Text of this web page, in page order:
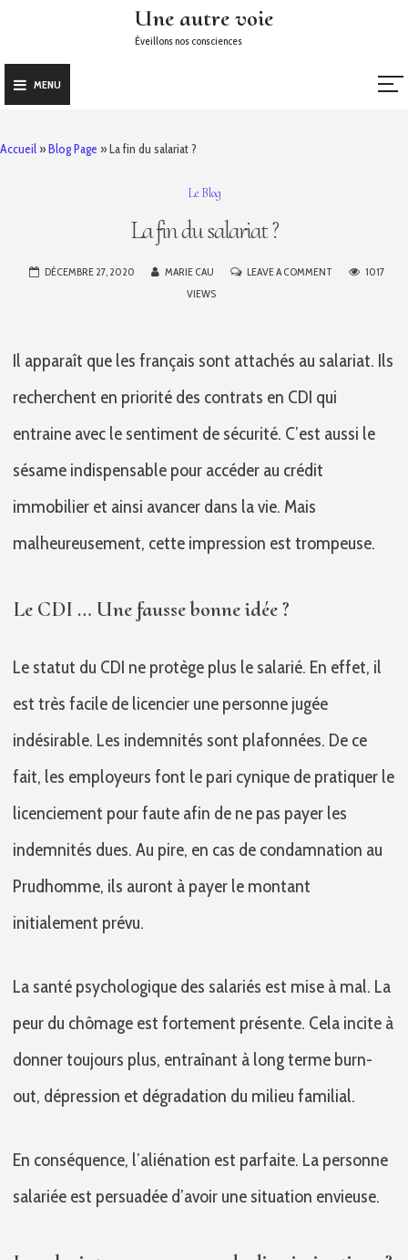
content
Une autre voie
Éveillons nos consciences
MENU
Accueil »Blog Page »La fin du salariat ?
Le Blog
La fin du salariat ?
DÉCEMBRE 27, 2020 MARIE CAU LEAVE A COMMENT
SALARIAT
1017
VIEWS
Il apparaît que les français sont attachés au salariat. Ils
recherchent en priorité des contrats en CDI qui
entraine avec le sentiment de sécurité. C’est aussi le
sésame indispensable pour accéder au crédit
immobilier et ainsi avancer dans la vie. Mais
malheureusement, cette impression est trompeuse.
Le CDI … Une fausse bonne idée ?
Le statut du CDI ne protège plus le salarié. En effet, il
est très facile de licencier une personne jugée
indésirable. Les indemnités sont plafonnées. De ce
fait, les employeurs font le pari cynique de pratiquer le
licenciement pour faute afin de ne pas payer les
indemnités dues. Au pire, en cas de condamnation au
Prudhomme, ils auront à payer le montant
initialement prévu.
La santé psychologique des salariés est mise à mal. La
peur du chômage est fortement présente. Cela incite à
donner toujours plus, entraînant à long terme burn-
out, dépression et dégradation du milieu familial.
En conséquence, l’aliénation est parfaite. La personne
salariée est persuadée d’avoir une situation envieuse.